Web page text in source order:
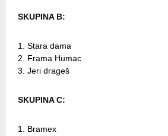
SKUPINA B:
1. Stara dama
2. Frama Humac
3. Jeri drageš
SKUPINA C:
1. Bramex